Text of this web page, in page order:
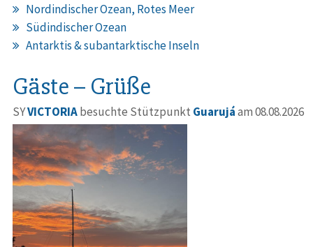
Nordindischer Ozean, Rotes Meer
Südindischer Ozean
Antarktis & subantarktische Inseln
Gäste – Grüße
SYVICTORIAbesuchte Stützpunkt Guarujáam 08.08.2026